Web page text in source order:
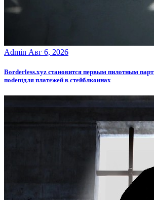
Admin Авг 6, 2026
Borderless.xyz становится первым пилотным
поdentдля платежей в стейблкоинах